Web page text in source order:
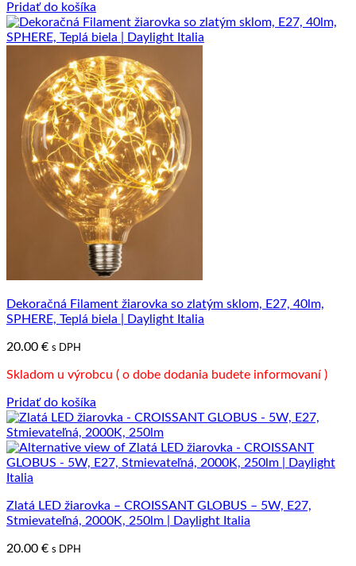
Pridať do košíka
Dekoračná Filament žiarovka so zlatým sklom, E27, 40lm,
SPHERE, Teplá biela | Daylight Italia
20.00 € s DPH
Skladom u výrobcu ( o dobe dodania budete informovaní )
Pridať do košíka
Zlatá LED žiarovka – CROISSANT GLOBUS – 5W, E27,
Stmievateľná, 2000K, 250lm | Daylight Italia
20.00 € s DPH